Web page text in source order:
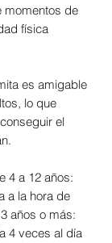
momentos de
física
es amigable
lo que
el
4 a 12 años:
a la hora de
años o más:
4 veces al día